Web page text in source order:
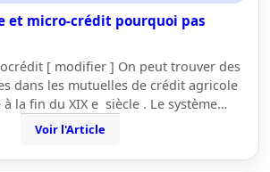
et micro-crédit pourquoi pas
[ modifier ] On peut trouver des
dans les mutuelles de crédit agricole
à la fin du XIX e siècle . Le système…
Voir l'Article